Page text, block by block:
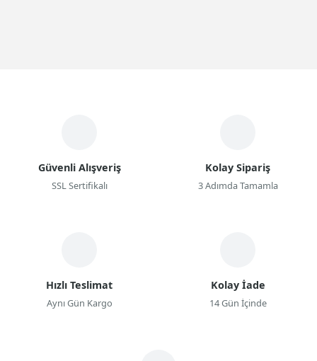
Güvenli Alışveriş
SSL Sertifikalı
Kolay Sipariş
3 Adımda Tamamla
Hızlı Teslimat
Aynı Gün Kargo
Kolay İade
14 Gün İçinde